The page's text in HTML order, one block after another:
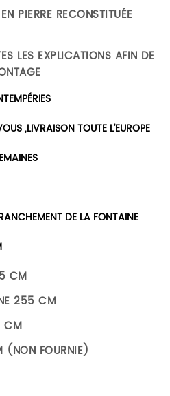
PIERRE RECONSTITUÉE
LES EXPLICATIONS AFIN DE
,LIVRAISON TOUTE L’EUROPE
DE LA FONTAINE
CM
255 CM
CM
(NON FOURNIE)